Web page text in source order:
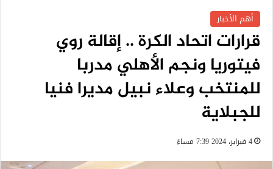
أهم الأخبار
قرارات اتحاد الكرة .. إقالة روي
فيتوريا ونجم الأهلي مدربا
للمنتخب وعلاء نبيل مديرا فنيا
للجبلاية
4 فبراير، 2024 7:39 مساءً